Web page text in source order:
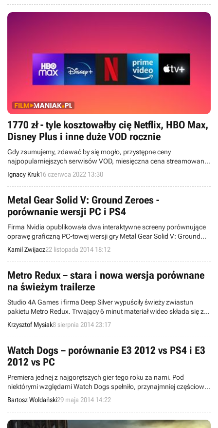
1770 zł - tyle kosztowałby cię Netflix, HBO Max,
Disney Plus i inne duże VOD rocznie
Gdy zsumujemy, zdawać by się mogło, przystępne ceny
najpopularniejszych serwisów VOD, miesięczna cena streamowanej
rozrywki wyraźnie rośnie, nie wspominając już nawet o
czterocyfrowej kwocie, którą przyjdzie nam zapłacić w skali roku.
Ignacy Kruk16 czerwca 2022 13:30
Metal Gear Solid V: Ground Zeroes -
porównanie wersji PC i PS4
Firma Nvidia opublikowała dwa interaktywne screeny porównujące
oprawę graficzną PC-towej wersji gry Metal Gear Solid V: Ground
Zeroes z jej odpowiednikiem na konsoli PlayStation 4.
Kamil Zwijacz22 listopada 2014 18:12
Metro Redux – stara i nowa wersja porównane
na świeżym trailerze
Studio 4A Games i firma Deep Silver wypuściły świeży zwiastun
pakietu Metro Redux. Trwający 6 minut materiał wideo składa się z
fragmentów rozgrywki z gier Metro 2033 i Metro: Last Light w
odświeżonych wersjach, a także zawiera porównanie graficzne
starego i nowego wydania.
Krzysztof Mysiak8 sierpnia 2014 23:17
Watch Dogs – porównanie E3 2012 vs PS4 i E3
2012 vs PC
Premiera jednej z najgorętszych gier tego roku za nami. Pod
niektórymi względami Watch Dogs spełniło, przynajmniej częściowo,
oczekiwania, pod innymi – niekoniecznie. Najbardziej chyba
rozczarowała oprawa wizualna, która znacząco odstaje od tej
zaprezentowanej w dniu zapowiedzi sandboksa, czyli na targach E3
w 2012 roku. W sieci pojawiło się porównanie z wersją PC,
Bartosz Woldański29 maja 2014 14:22